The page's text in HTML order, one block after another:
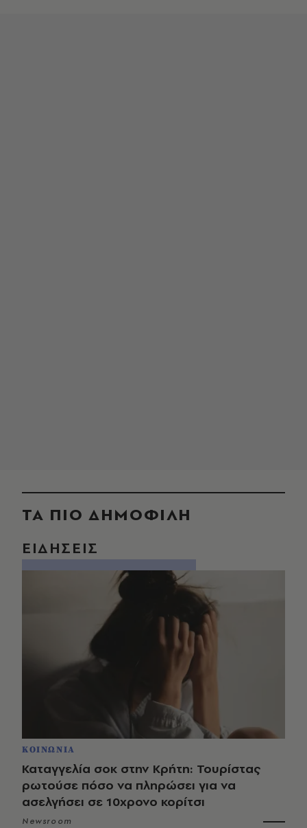
ΤΑ ΠΙΟ ΔΗΜΟΦΙΛΗ
ΕΙΔΗΣΕΙΣ
ΚΟΙΝΩΝΙΑ
Καταγγελία σοκ στην Κρήτη: Τουρίστας
ρωτούσε πόσο να πληρώσει για να
ασελγήσει σε 10χρονο κορίτσι
Newsroom